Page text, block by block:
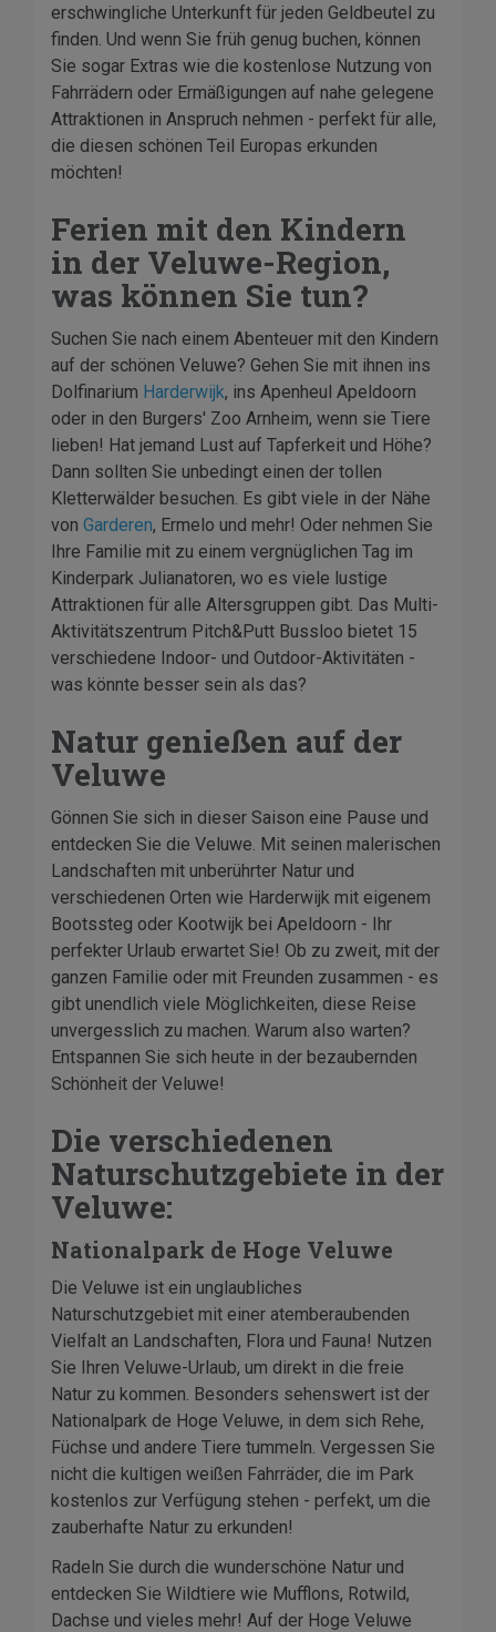
erschwingliche Unterkunft für jeden Geldbeutel zu
finden. Und wenn Sie früh genug buchen, können
Sie sogar Extras wie die kostenlose Nutzung von
Fahrrädern oder Ermäßigungen auf nahe gelegene
Attraktionen in Anspruch nehmen - perfekt für alle,
die diesen schönen Teil Europas erkunden
möchten!
Ferien mit den Kindern
in der Veluwe-Region,
was können Sie tun?
Suchen Sie nach einem Abenteuer mit den Kindern
auf der schönen Veluwe? Gehen Sie mit ihnen ins
Dolfinarium Harderwijk, ins Apenheul Apeldoorn
oder in den Burgers' Zoo Arnheim, wenn sie Tiere
lieben! Hat jemand Lust auf Tapferkeit und Höhe?
Dann sollten Sie unbedingt einen der tollen
Kletterwälder besuchen. Es gibt viele in der Nähe
von Garderen, Ermelo und mehr! Oder nehmen Sie
Ihre Familie mit zu einem vergnüglichen Tag im
Kinderpark Julianatoren, wo es viele lustige
Attraktionen für alle Altersgruppen gibt. Das Multi-
Aktivitätszentrum Pitch&Putt Bussloo bietet 15
verschiedene Indoor- und Outdoor-Aktivitäten -
was könnte besser sein als das?
Natur genießen auf der
Veluwe
Gönnen Sie sich in dieser Saison eine Pause und
entdecken Sie die Veluwe. Mit seinen malerischen
Landschaften mit unberührter Natur und
verschiedenen Orten wie Harderwijk mit eigenem
Bootssteg oder Kootwijk bei Apeldoorn - Ihr
perfekter Urlaub erwartet Sie! Ob zu zweit, mit der
ganzen Familie oder mit Freunden zusammen - es
gibt unendlich viele Möglichkeiten, diese Reise
unvergesslich zu machen. Warum also warten?
Entspannen Sie sich heute in der bezaubernden
Schönheit der Veluwe!
Die verschiedenen
Naturschutzgebiete in der
Veluwe:
Nationalpark de Hoge Veluwe
Die Veluwe ist ein unglaubliches
Naturschutzgebiet mit einer atemberaubenden
Vielfalt an Landschaften, Flora und Fauna! Nutzen
Sie Ihren Veluwe-Urlaub, um direkt in die freie
Natur zu kommen. Besonders sehenswert ist der
Nationalpark de Hoge Veluwe, in dem sich Rehe,
Füchse und andere Tiere tummeln. Vergessen Sie
nicht die kultigen weißen Fahrräder, die im Park
kostenlos zur Verfügung stehen - perfekt, um die
zauberhafte Natur zu erkunden!
Radeln Sie durch die wunderschöne Natur und
entdecken Sie Wildtiere wie Mufflons, Rotwild,
Dachse und vieles mehr! Auf der Hoge Veluwe